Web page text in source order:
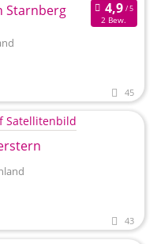
Starnberg
2 Bew.
45
43